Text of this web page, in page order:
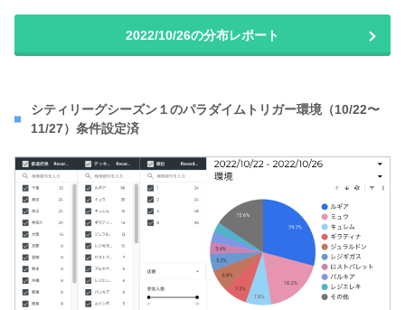
2022/10/26の分布レポート
シティリーグシーズン１のパラダイムトリガー環境（10/22〜
11/27）条件設定済